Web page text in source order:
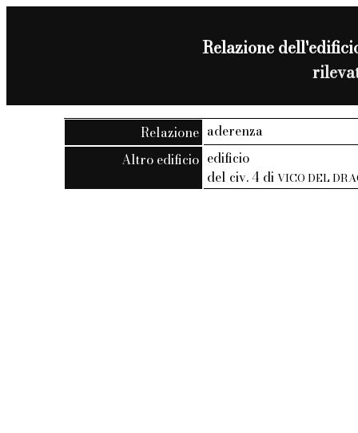
Relazione
Relazione aderenza
Altro edificio edificio
del civ. 4 diVICO DEL